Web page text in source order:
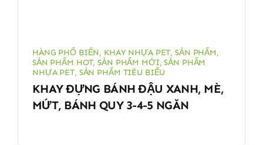
HÀNG PHỔ BIẾN, KHAY NHỰA PET,SẢN PHẨM,
SẢN PHẨM HOT,SẢN PHẨM MỚI,SẢN PHẨM
NHỰA PET, SẢN PHẨM TIÊU BIỂU
KHAY ĐỰNG BÁNH ĐẬU XANH, MÈ,
MỨT, BÁNH QUY 3-4-5 NGĂN